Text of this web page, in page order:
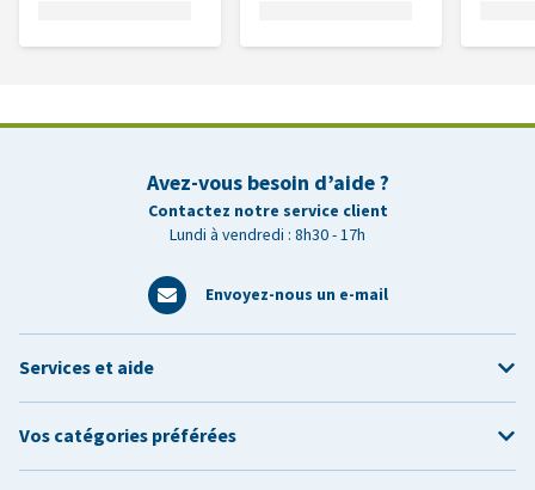
Avez-vous besoin d’aide ?
Contactez notre service client
Lundi à vendredi : 8h30 - 17h
Envoyez-nous un e-mail
Services et aide
Vos catégories préférées